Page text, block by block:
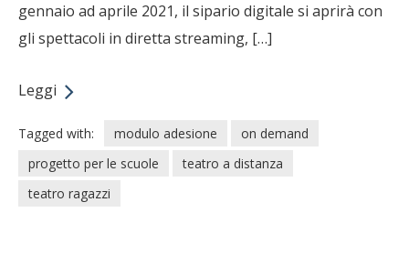
gennaio ad aprile 2021, il sipario digitale si aprirà con
gli spettacoli in diretta streaming, […]
Leggi
Tagged with: modulo adesione
on demand
progetto per le scuole
teatro a distanza
teatro ragazzi